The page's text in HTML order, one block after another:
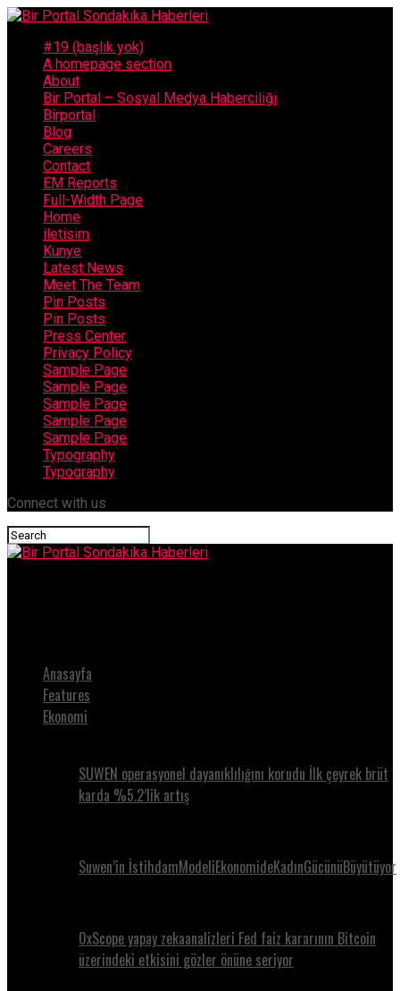
#19 (başlık yok)
A homepage section
About
Bir Portal – Sosyal Medya Haberciliği
Birportal
Blog
Careers
Contact
EM Reports
Full-Width Page
Home
iletisim
Kunye
Latest News
Meet The Team
Pin Posts
Pin Posts
Press Center
Privacy Policy
Sample Page
Sample Page
Sample Page
Sample Page
Sample Page
Typography
Typography
Connect with us
Anasayfa
Features
Ekonomi
SUWEN operasyonel dayanıklılığını korudu İlk çeyrek brüt
karda %5.2’lik artış
Suwen’in İstihdamModeliEkonomideKadınGücünüBüyütüyor
0xScope yapay zekaanalizleri Fed faiz kararının Bitcoin
üzerindeki etkisini gözler önüne seriyor